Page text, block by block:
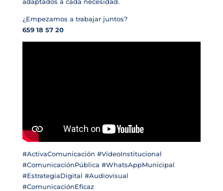
¿Empezamos a trabajar juntos?
659 18 57 20
#ActivaComunicación #VídeoInstitucional
#ComunicaciónPública #WhatsAppMunicipal
#EstrategiaDigital #Audiovisual
#ComunicaciónEficaz